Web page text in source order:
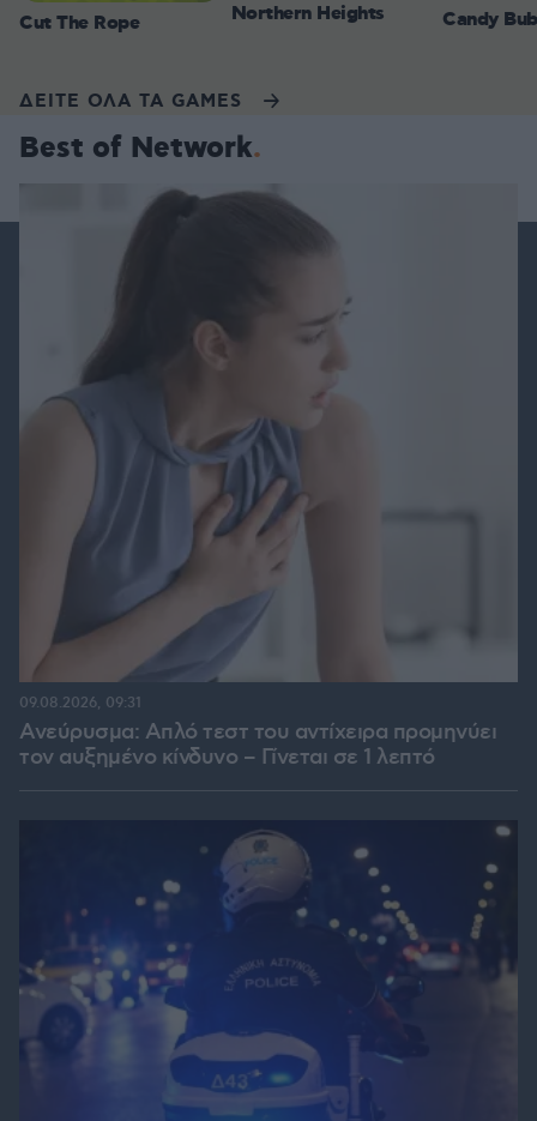
Cut The Rope Northern Heights Candy
ΔΕΙΤΕ ΟΛΑ ΤΑ GAMES
Best of Network
Ανεύρυσμα: Απλό τεστ του αντίχειρα προμηνύει
τον αυξημένο κίνδυνο – Γίνεται σε 1 λεπτό
09.08.2026, 09:31